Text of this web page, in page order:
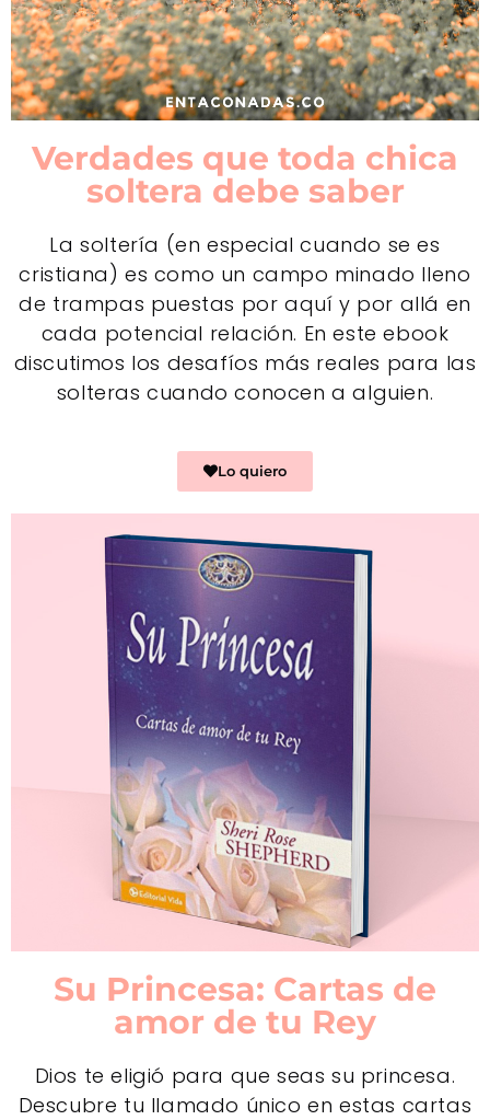
Verdades que toda chica
soltera debe saber
La soltería (en especial cuando se es
cristiana) es como un campo minado lleno
de trampas puestas por aquí y por allá en
cada potencial relación. En este ebook
discutimos los desafíos más reales para las
solteras cuando conocen a alguien.
Lo quiero
Su Princesa: Cartas de
amor de tu Rey
Dios te eligió para que seas su princesa.
Descubre tu llamado único en estas cartas